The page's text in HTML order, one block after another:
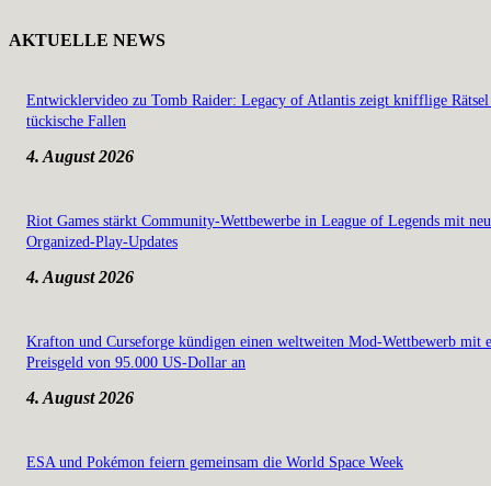
AKTUELLE NEWS
Entwicklervideo zu Tomb Raider: Legacy of Atlantis zeigt knifflige Rätsel
tückische Fallen
4. August 2026
Riot Games stärkt Community-Wettbewerbe in League of Legends mit
Organized-Play-Updates
4. August 2026
Krafton und Curseforge kündigen einen weltweiten Mod-Wettbewerb mit
Preisgeld von 95.000 US-Dollar an
4. August 2026
ESA und Pokémon feiern gemeinsam die World Space Week